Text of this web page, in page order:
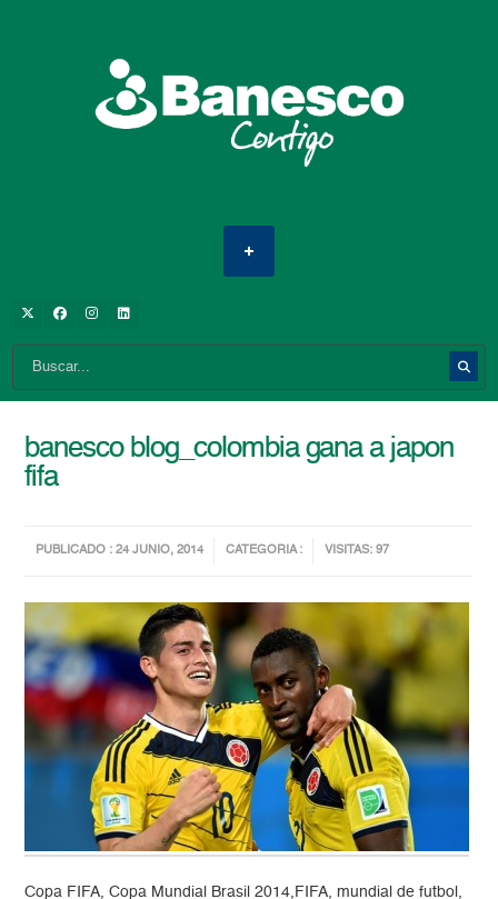
banesco blog_colombia gana a japon
fifa
PUBLICADO : 24 JUNIO, 2014 CATEGORIA : VISITAS: 97
Copa FIFA, Copa Mundial Brasil 2014,FIFA, mundial de futbol,